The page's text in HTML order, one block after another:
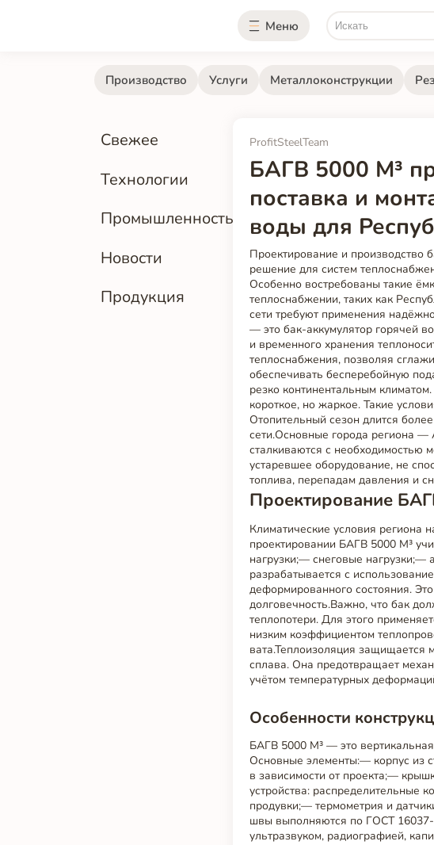
Меню
Производство Услуги Металлоконструкции
Свежее
Технологии
Промышленность
Новости
Продукция
ProfitSteelTeam
БАГВ 5000 М³
поставка и
воды для
Проектирование и производство
решение для систем
Особенно востребованы такие
теплоснабжении, таких как
сети требуют применения
— это бак-аккумулятор горячей
и временного хранения
теплоснабжения, позволяя
обеспечивать бесперебойную
резко континентальным
короткое, но жаркое. Такие
Отопительный сезон длится
сети.Основные города региона
сталкиваются с необходимостью
устаревшее оборудование, не
топлива, перепадам давления и
Проектирование
Климатические условия региона
проектировании БАГВ 5000 М³
нагрузки;— снеговые нагрузки;—
разрабатывается с
деформированного состояния.
долговечность.Важно, что бак
теплопотери. Для этого
низким коэффициентом
вата.Теплоизоляция
сплава. Она предотвращает
учётом температурных
Особенности
БАГВ 5000 М³ — это
Основные элементы:— корпус из
в зависимости от проекта;—
устройства: распределительные
продувки;— термометрия и
швы выполняются по ГОСТ
ультразвуком, радиографией,